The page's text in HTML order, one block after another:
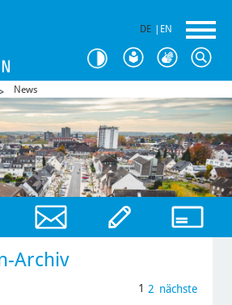
DE EN
News
Archiv
1 2 nächste